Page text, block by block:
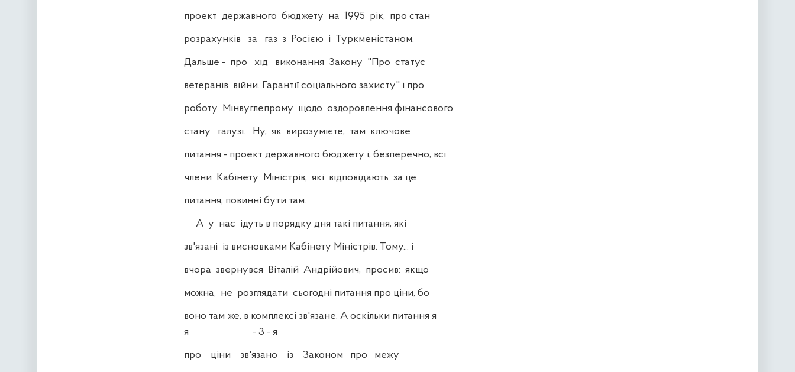
проект державного бюджету на 1995 рік, про стан
розрахунків за газ з Росією і Туркменістаном.
Дальше - про хід виконання Закону "Про статус
ветеранів війни. Гарантії соціального захисту" і про
роботу Мінвуглепрому щодо оздоровлення фінансового
стану галузі. Ну, як вирозумієте, там ключове
питання - проект державного бюджету і, безперечно, всі
члени Кабінету Міністрів, які відповідають за це
питання, повинні бути там.
А у нас ідуть в порядку дня такі питання, які
зв'язані із висновками Кабінету Міністрів. Тому... і
вчора звернувся Віталій Андрійович, просив: якщо
можна, не розглядати сьогодні питання про ціни, бо
воно там же, в комплексі зв'язане. А оскільки питання я
я - 3 - я
про ціни зв'язано із Законом про межу